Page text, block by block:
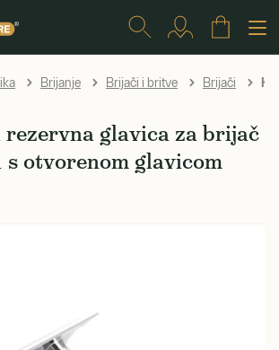
Brijanje Brijači i britve Brijači
glavica za brijač
otvorenom glavicom